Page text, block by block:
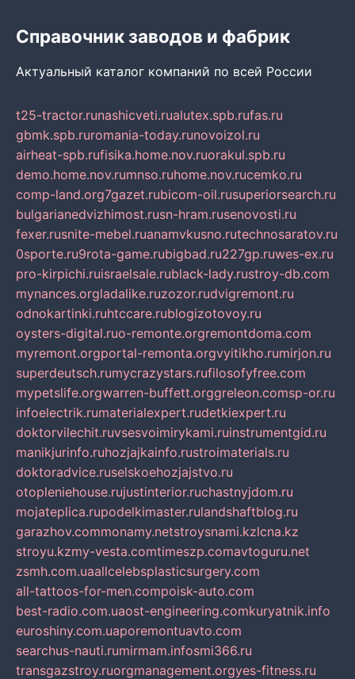
Справочник заводов и фабрик
Актуальный каталог компаний по всей России
t25-tractor.runashicveti.rualutex.spb.rufas.ru
gbmk.spb.ruromania-today.runovoizol.ru
airheat-spb.rufisika.home.nov.ruorakul.spb.ru
demo.home.nov.rumnso.ruhome.nov.rucemko.ru
comp-land.org7gazet.rubicom-oil.rusuperiorsearch.ru
bulgarianedvizhimost.rusn-hram.rusenovosti.ru
fexer.rusnite-mebel.ruanamvkusno.rutechnosaratov.ru
0sporte.ru9rota-game.rubigbad.ru227gp.ruwes-ex.ru
pro-kirpichi.ruisraelsale.rublack-lady.rustroy-db.com
mynances.orgladalike.ruzozor.rudvigremont.ru
odnokartinki.ruhtccare.rublogizotovoy.ru
oysters-digital.ruo-remonte.orgremontdoma.com
myremont.orgportal-remonta.orgvyitikho.rumirjon.ru
superdeutsch.rumycrazystars.rufilosofyfree.com
mypetslife.orgwarren-buffett.orggreleon.comsp-or.ru
infoelectrik.rumaterialexpert.rudetkiexpert.ru
doktorvilechit.ruvsesvoimirykami.ruinstrumentgid.ru
manikjurinfo.ruhozjajkainfo.rustroimaterials.ru
doktoradvice.ruselskoehozjajstvo.ru
otopleniehouse.rujustinterior.ruchastnyjdom.ru
mojateplica.rupodelkimaster.rulandshaftblog.ru
garazhov.commonamy.netstroysnami.kzlcna.kz
stroyu.kzmy-vesta.comtimeszp.comavtoguru.net
zsmh.com.uaallcelebsplasticsurgery.com
all-tattoos-for-men.compoisk-auto.com
best-radio.com.uaost-engineering.comkuryatnik.info
euroshiny.com.uaporemontuavto.com
searchus-nauti.rumirmam.infosmi366.ru
transgazstroy.ruorgmanagement.orgyes-fitness.ru